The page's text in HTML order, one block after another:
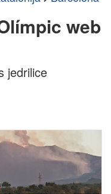
web
jedrilice